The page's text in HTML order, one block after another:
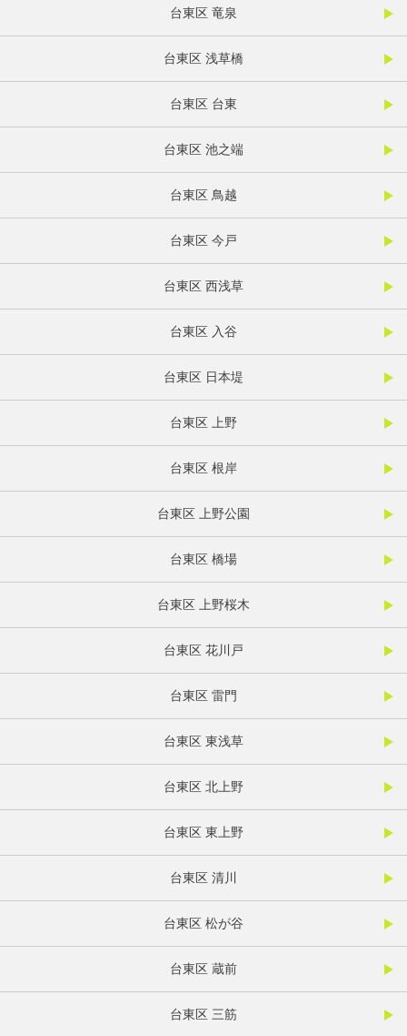
台東区 竜泉
台東区 浅草橋
台東区 台東
台東区 池之端
台東区 鳥越
台東区 今戸
台東区 西浅草
台東区 入谷
台東区 日本堤
台東区 上野
台東区 根岸
台東区 上野公園
台東区 橋場
台東区 上野桜木
台東区 花川戸
台東区 雷門
台東区 東浅草
台東区 北上野
台東区 東上野
台東区 清川
台東区 松が谷
台東区 蔵前
台東区 三筋